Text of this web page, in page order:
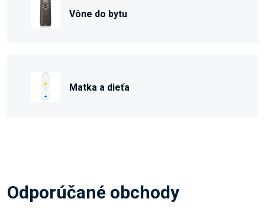
Vône do bytu
Matka a dieťa
Odporúčané obchody